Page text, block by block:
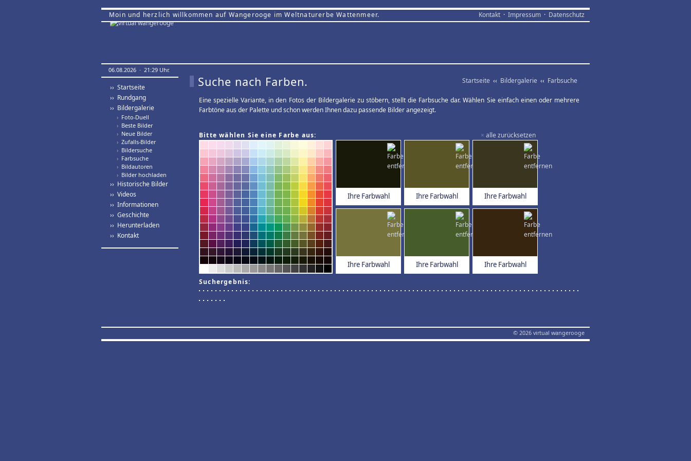
Moin und herzlich willkommen auf Wangerooge im Weltnaturerbe Wattenmeer. Kontakt · Impressum · Datenschutz
06.08.2026 · 21:29 Uhr.
›› Startseite
›› Rundgang
›› Bildergalerie
› Foto-Duell
› Beste Bilder
› Neue Bilder
› Zufalls-Bilder
› Bildersuche
› Farbsuche
› Bildautoren
› Bilder hochladen
›› Historische Bilder
›› Videos
›› Informationen
›› Geschichte
›› Herunterladen
›› Kontakt
Startseite ‹‹ Bildergalerie ‹‹ Farbsuche
Suche nach Farben.
Eine spezielle Variante, in den Fotos der Bildergalerie zu stöbern, stellt die Farbsuche dar. Wählen Sie einfach einen oder mehrere
Farbtöne aus der Palette und schon werden Ihnen dazu passende Bilder angezeigt.
× alle zurücksetzen
Bitte wählen Sie eine Farbe aus:
Ihre Farbwahl Ihre Farbwahl Ihre Farbwahl
Ihre Farbwahl Ihre Farbwahl Ihre Farbwahl
Suchergebnis:
© 2026 virtual wangerooge